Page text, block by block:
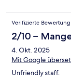
Verifizierte Bewertung
2/10 –
4. Okt. 2025
Mit Google
Unfriendly staff.